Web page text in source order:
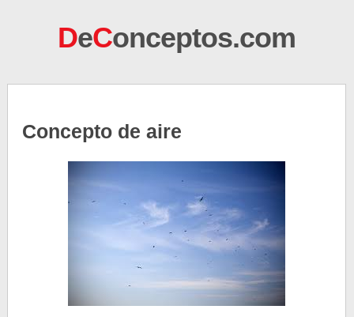
DeConceptos.com
Concepto de aire